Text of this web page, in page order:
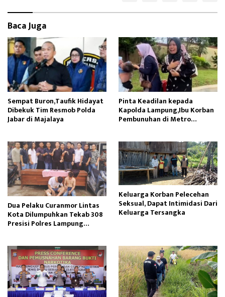
k o
n
Baca Juga
Sempat Buron,Taufik Hidayat
Dibekuk Tim Resmob Polda
Jabar di Majalaya
Pinta Keadilan kepada
Kapolda Lampung,Ibu Korban
Pembunuhan di Metro
Dua Pelaku Curanmor Lintas
Kota Dilumpuhkan Tekab 308
Presisi Polres Lampung
Keluarga Korban Pelecehan
Seksual, Dapat Intimidasi Dari
Keluarga Tersangka